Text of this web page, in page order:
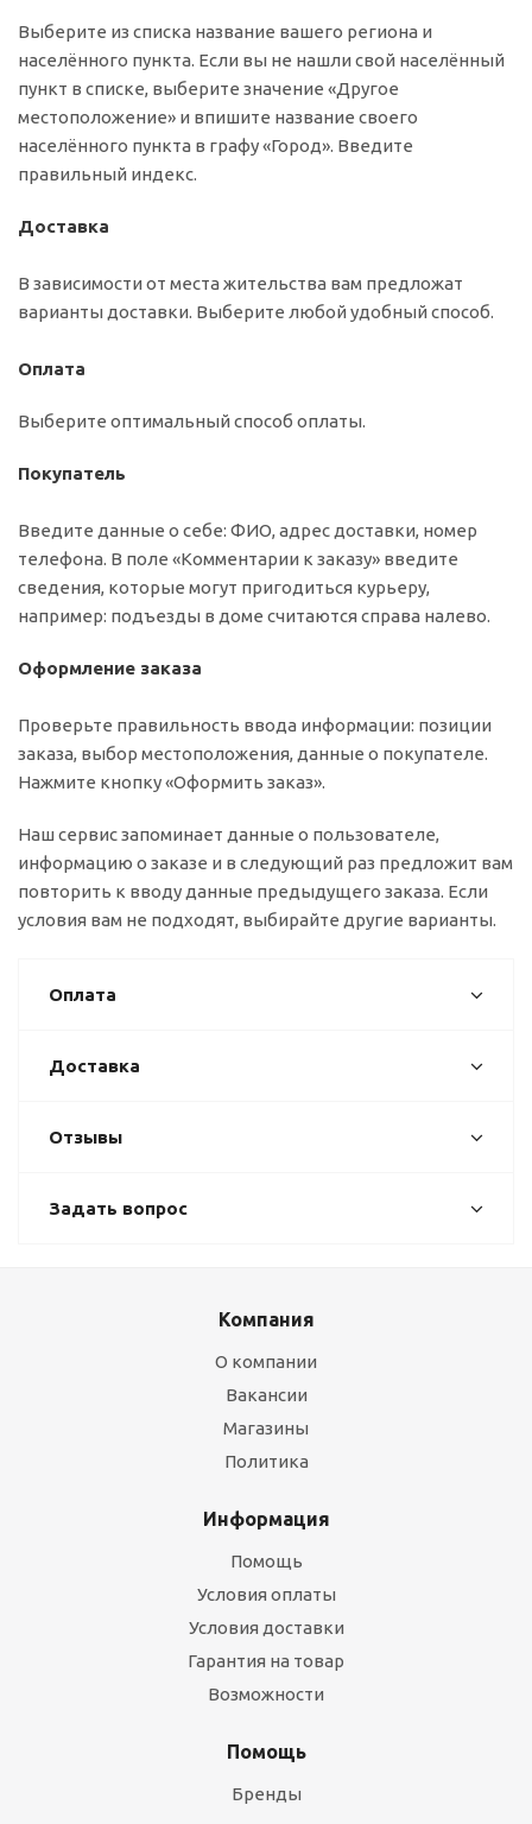
Выберите из списка название вашего региона и
населённого пункта. Если вы не нашли свой населённый
пункт в списке, выберите значение «Другое
местоположение» и впишите название своего
населённого пункта в графу «Город». Введите
правильный индекс.
Доставка
В зависимости от места жительства вам предложат
варианты доставки. Выберите любой удобный способ.
Оплата
Выберите оптимальный способ оплаты.
Покупатель
Введите данные о себе: ФИО, адрес доставки, номер
телефона. В поле «Комментарии к заказу» введите
сведения, которые могут пригодиться курьеру,
например: подъезды в доме считаются справа налево.
Оформление заказа
Проверьте правильность ввода информации: позиции
заказа, выбор местоположения, данные о покупателе.
Нажмите кнопку «Оформить заказ».
Наш сервис запоминает данные о пользователе,
информацию о заказе и в следующий раз предложит вам
повторить к вводу данные предыдущего заказа. Если
условия вам не подходят, выбирайте другие варианты.
Оплата
Доставка
Отзывы
Задать вопрос
Компания
О компании
Вакансии
Магазины
Политика
Информация
Помощь
Условия оплаты
Условия доставки
Гарантия на товар
Возможности
Помощь
Бренды